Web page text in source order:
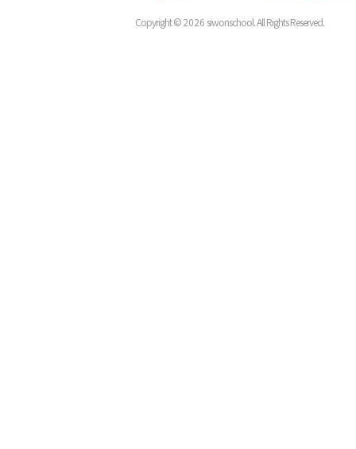
Copyright ©2026 siwonschool. All Rights Reserved.